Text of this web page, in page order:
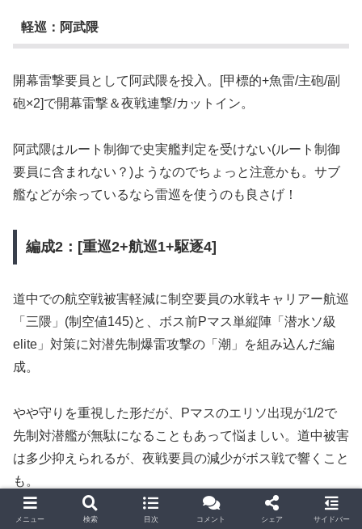
軽巡：阿武隈
開幕雷撃要員として阿武隈を投入。[甲標的+魚雷/主砲/副
砲×2]で開幕雷撃＆夜戦連撃/カットイン。
阿武隈はルート制御で史実艦判定を受けない(ルート制御
要員に含まれない？)ようなのでちょっと注意かも。サブ
艦などが余っているなら雷巡を使うのも良さげ！
編成2：[重巡2+航巡1+駆逐4]
道中での航空戦被害軽減に制空要員の水戦キャリアー航巡
「三隈」(制空値145)と、ボス前Pマス単縦陣「潜水ソ級
elite」対策に対潜先制爆雷攻撃の「潮」を組み込んだ編
成。
やや守りを重視した形だが、Pマスのエリソ出現が1/2で
先制対潜艦が無駄になることもあって悩ましい。道中被害
は多少抑えられるが、夜戦要員の減少がボス戦で響くこと
も。
メニュー 検索 目次 コメント シェア サイドバー